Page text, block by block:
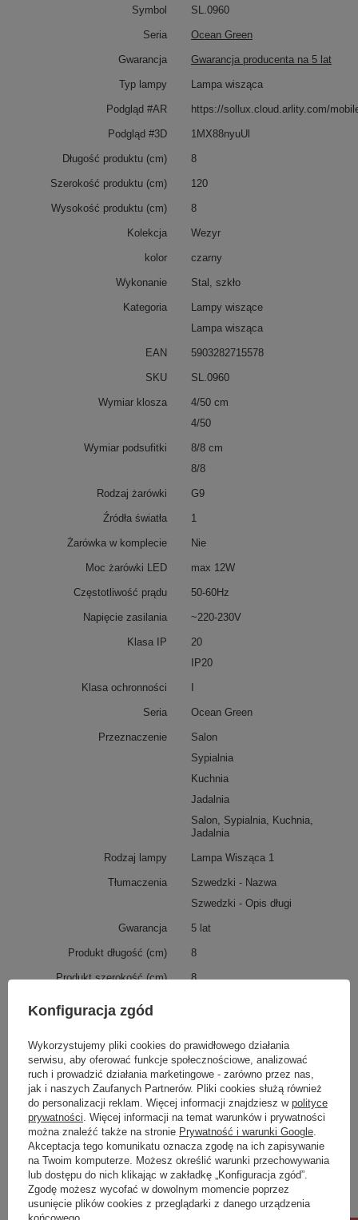
Zamiast modułów ledowych zastosowaliśmy wymienne
żarówki G9*, dzięki czemu możesz dowolnie dobrać moc i
barwę światła do swojego wnętrza. Dodatkowo sama
eksploatacja WEZYRA jest wyjątkowo ekonomiczna - gdy
*źródło światła nie jest w komplecie
3 wersje jednej lampy
Wąską, punktową lampę wiszącą WEZYR możesz kupić
idealnie dobierzesz ją do wielkości pomieszczenia - tak,
aby odzwierciedliła Twoją aranżacyjną wizję.
Symbol SL.0960
Seria Ocean Green
Gwarancja Gwarancja producenta na 5 lat
Typ lampy Lampa wisząca
Podgląd #AR https://sollux.cloud.arlity.com/
Podgląd #3D 1MX88nyuUl
Długość produktu (cm) 8
Szerokość produktu (cm) 120
Wysokość produktu (cm) 8
Kolekcja Wezyr
kolor czarny
Wykonanie Stal, szkło
Kategoria
Lampy wiszące
Lampa wisząca
EAN 5903282715578
SKU SL.0960
Wymiar klosza
4/50 cm
4/50
Wymiar podsufitki
8/8 cm
8/8
Rodzaj żarówki G9
Źródła światła 1
Żarówka w komplecie Nie
Moc żarówki LED max 12W
Częstotliwość prądu 50-60Hz
Napięcie zasilania ~220-230V
Klasa IP
20
IP20
Klasa ochronności
Seria Ocean Green
Przeznaczenie
Salon
Sypialnia
Kuchnia
Jadalnia
Salon, Sypialnia, Kuchnia,
Jadalnia
Rodzaj lampy Lampa Wisząca 1
Tłumaczenia
Szwedzki - Nazwa
Szwedzki - Opis długi
Gwarancja 5 lat
Produkt długość (cm) 8
Produkt szerokość (cm) 8
Produkt wysokość (cm)
51,5
Karton szerokość (cm)
8
12,5
Karton wysokość (cm)
52
7
Karton objętość (m3)
0,058656
0,00450625
Waga netto (kg) 0,85
Konfiguracja zgód
Wykorzystujemy pliki cookies do prawidłowego działania
serwisu, aby oferować funkcje społecznościowe, analizować
ruch i prowadzić działania marketingowe - zarówno przez nas,
jak i naszych Zaufanych Partnerów. Pliki cookies służą również
do personalizacji reklam. Więcej informacji znajdziesz w polityce
prywatności . Więcej informacji na temat warunków i prywatności
można znaleźć także na stronie Prywatność i warunki Google
Akceptacja tego komunikatu oznacza zgodę na ich zapisywanie
na Twoim komputerze. Możesz określić warunki przechowywania
lub dostępu do nich klikając w zakładkę „Konfiguracja zgód”.
Zgodę możesz wycofać w dowolnym momencie poprzez
usunięcie plików cookies z przeglądarki z danego urządzenia
końcowego.